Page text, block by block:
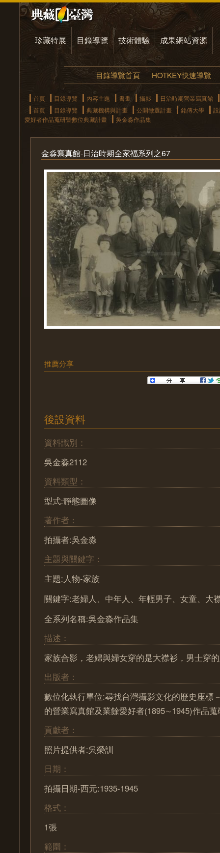
珍藏特展 目錄導覽 技術體驗 成果網站資源
目錄導覽首頁 HOTKEY快速導覽
首頁 目錄導覽 內容主題 書畫 攝影
日治時期營業寫真館
首頁
目錄導覽 典藏機構與計畫 公開徵選計畫 銘傳大學
愛好者作品蒐研暨數位典藏計畫
吳金淼作品集
金淼寫真館-日治時期全家福系列之67
推薦分享
後設資料
資料識別：
吳金淼2112
資料類型：
型式:靜態圖像
著作者：
拍攝者:吳金淼
主題與關鍵字：
主題:人物-家族
關鍵字:老婦人、中年人、年輕男子、女童、大
全系列名稱:吳金淼作品集
描述：
家族合影，老婦與婦女穿的是大襟衫，男士穿
出版者：
數位化執行單位:尋找台灣攝影文化的歷史座標
的營業寫真館及業餘愛好者(1895∼1945)作品
貢獻者：
照片提供者:吳榮訓
日期：
拍攝日期-西元:1935-1945
格式：
1張
範圍：